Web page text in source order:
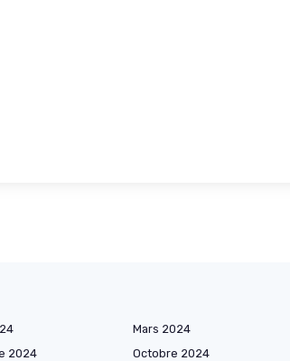
Mars 2024
2024 Octobre 2024